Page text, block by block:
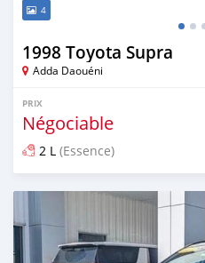
4
1998 Toyota Supra
Adda Daouéni
PRIX
Négociable
2 L (Essence)
Publié il y a environ 2 mois